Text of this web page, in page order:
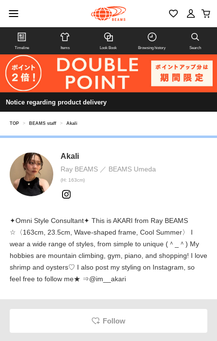
Timeline Items Look Book Browsing history Search
Notice regarding product delivery
TOP > BEAMS staff > Akali
Akali
Ray BEAMS BEAMS Umeda
(H: 163cm)
︎✦︎Omni Style Consultant︎✦︎ This is AKARI from Ray BEAMS
☆〈163cm, 23.5cm, Wave-shaped frame, Cool Summer〉 I
wear a wide range of styles, from simple to unique (＾_＾) My
hobbies are mountain climbing, gym, piano, and shopping! I love
shrimp and oysters♡ I also post my styling on Instagram, so
feel free to follow me★ ⇒@im__akari
Follow